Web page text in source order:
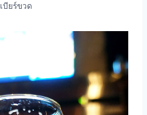
เบียร์ขวด